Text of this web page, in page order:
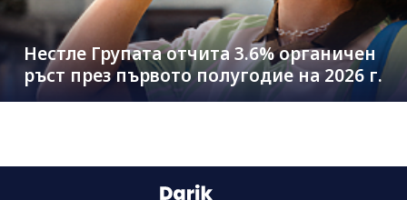
Нестле Групата отчита 3.6% органичен
ръст през първото полугодие на 2026 г.